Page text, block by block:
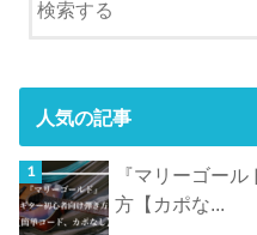
人気の記事
『マリーゴー
方【カポな...